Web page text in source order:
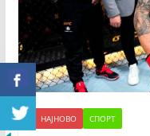
НАЈНОВО СПОРТ